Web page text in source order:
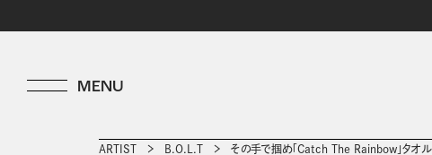
ARTIST B.O.L.T その手で掴め「Catch The Rainbow」タオル